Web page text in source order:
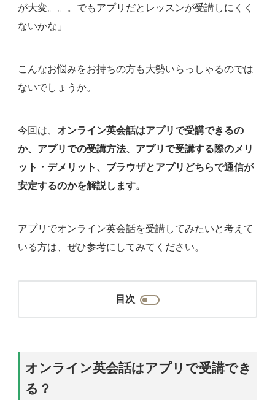
が大変。。。でもアプリだとレッスンが受講しにくく
ないかな」
こんなお悩みをお持ちの方も大勢いらっしゃるのでは
ないでしょうか。
今回は、 オンライン英会話はアプリで受講できるの
か、アプリでの受講方法、アプリで受講する際のメリ
ット・デメリット、ブラウザとアプリどちらで通信が
安定するのかを解説します。
アプリでオンライン英会話を受講してみたいと考えて
いる方は、ぜひ参考にしてみてください。
目次
オンライン英会話はアプリで受講でき
る？